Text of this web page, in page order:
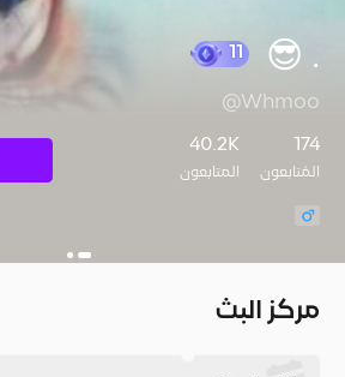
٠ 😎
@Whmoo
174
المُتابعون
40.2K
المتابعون
مركز البث